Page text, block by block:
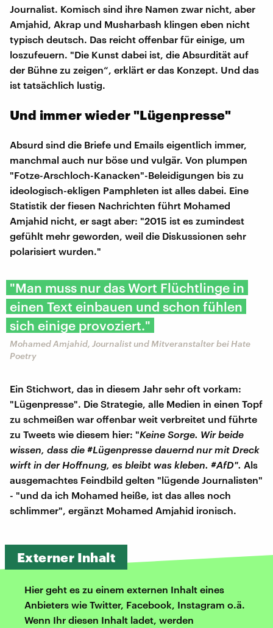
Journalist. Komisch sind ihre Namen zwar nicht, aber
Amjahid, Akrap und Musharbash klingen eben nicht
typisch deutsch. Das reicht offenbar für einige, um
loszufeuern. "Die Kunst dabei ist, die Absurdität auf
der Bühne zu zeigen“, erklärt er das Konzept. Und das
ist tatsächlich lustig.
Und immer wieder "Lügenpresse"
Absurd sind die Briefe und Emails eigentlich immer,
manchmal auch nur böse und vulgär. Von plumpen
"Fotze-Arschloch-Kanacken"-Beleidigungen bis zu
ideologisch-ekligen Pamphleten ist alles dabei. Eine
Statistik der fiesen Nachrichten führt Mohamed
Amjahid nicht, er sagt aber: "2015 ist es zumindest
gefühlt mehr geworden, weil die Diskussionen sehr
polarisiert wurden."
"Man muss nur das Wort Flüchtlinge in
einen Text einbauen und schon fühlen
sich einige provoziert."
Mohamed Amjahid, Journalist und Mitveranstalter bei Hate
Poetry
Ein Stichwort, das in diesem Jahr sehr oft vorkam:
"Lügenpresse". Die Strategie, alle Medien in einen Topf
zu schmeißen war offenbar weit verbreitet und führte
zu Tweets wie diesem hier: "Keine Sorge. Wir beide
wissen, dass die #Lügenpresse dauernd nur mit Dreck
wirft in der Hoffnung, es bleibt was kleben. #AfD". Als
ausgemachtes Feindbild gelten "lügende Journalisten"
- "und da ich Mohamed heiße, ist das alles noch
schlimmer", ergänzt Mohamed Amjahid ironisch.
Externer Inhalt
Hier geht es zu einem externen Inhalt eines
Anbieters wie Twitter, Facebook, Instagram o.ä.
Wenn Ihr diesen Inhalt ladet, werden